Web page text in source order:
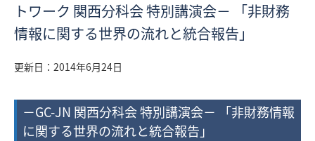
トワーク 関西分科会 特別講演会－ 「非財務
情報に関する世界の流れと統合報告」
更新日： 2014年6月24日
－GC-JN 関西分科会 特別講演会－ 「非財務情報
に関する世界の流れと統合報告」